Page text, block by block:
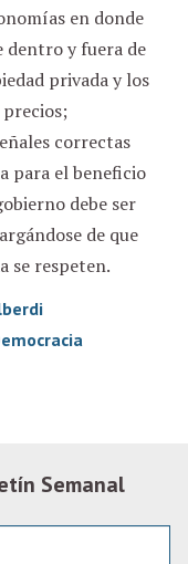
en donde
dentro y fuera de
privada y los
correctas
para el beneficio
debe ser
de que
se respeten.
Semanal